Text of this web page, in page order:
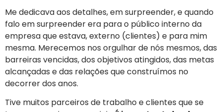
Me dedicava aos detalhes, em surpreender, e quando
falo em surpreender era para o público interno da
empresa que estava, externo (clientes) e para mim
mesma. Merecemos nos orgulhar de nós mesmos, das
barreiras vencidas, dos objetivos atingidos, das metas
alcançadas e das relações que construímos no
decorrer dos anos.
Tive muitos parceiros de trabalho e clientes que se